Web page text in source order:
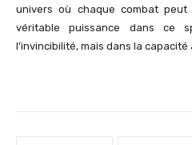
univers où chaque combat peut
véritable puissance dans ce
l’invincibilité, mais dans la